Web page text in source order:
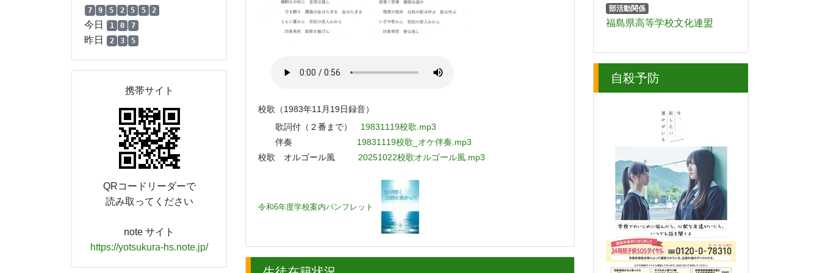
7 9 5 2 5 5 2
今日 1 0 7
昨日 2 3 5
携帯サイト
QRコードリーダーで
読み取ってください
note サイト
https://yotsukura-hs.note.jp/
校歌（1983年11月19日録音）
歌詞付（２番まで） 19831119校歌.mp3
伴奏 19831119校歌_オケ伴奏.mp3
校歌 オルゴール風 20251022校歌オルゴール風.mp3
令和6年度学校案内パンフレット
部活動関係
福島県高等学校文化連盟
自殺予防